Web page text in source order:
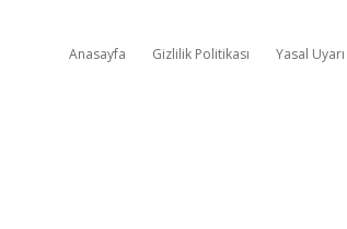
Anasayfa Gizlilik Politikası Yasal Uyarı